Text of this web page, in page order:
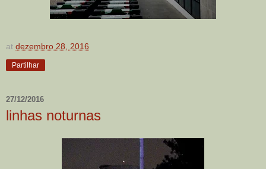
at dezembro 28, 2016
Partilhar
27/12/2016
linhas noturnas